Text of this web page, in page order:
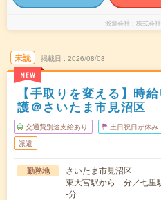
派遣会社 株式会
未読
NEW
掲載日 2026/08/08
【手取りを変える】時
護＠さいたま市見沼区
交通費別途支給あり 土日祝日が休み
派遣
勤務地
さいたま市見沼区
東大宮駅から---分／七里
-分